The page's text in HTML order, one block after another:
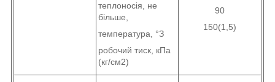
теплоносія, не
більше,
температура, °З
робочий тиск, кПа
(кг/см2)
90
150(1,5)